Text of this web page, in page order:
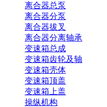
离合器总泵
离合器分泵
离合器拔叉
离合器分离轴承
变速箱总成
变速箱齿轮及轴
变速箱壳体
变速箱顶盖
变速箱上盖
操纵机构